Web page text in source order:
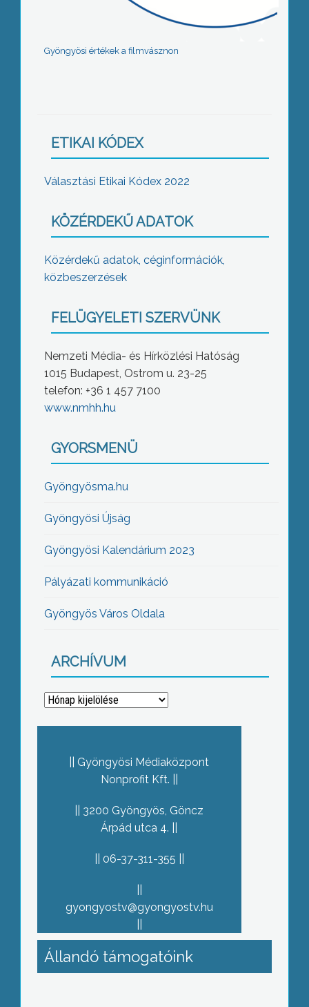
Gyöngyösi értékek a filmvásznon
ETIKAI KÓDEX
Választási Etikai Kódex 2022
KÖZÉRDEKŰ ADATOK
Közérdekű adatok, céginformációk,
közbeszerzések
FELÜGYELETI SZERVÜNK
Nemzeti Média- és Hírközlési Hatóság
1015 Budapest, Ostrom u. 23-25
telefon: +36 1 457 7100
www.nmhh.hu
GYORSMENÜ
Gyöngyösma.hu
Gyöngyösi Újság
Gyöngyösi Kalendárium 2023
Pályázati kommunikáció
Gyöngyös Város Oldala
ARCHÍVUM
Archívum
Gyöngyösi Médiaközpont
Nonprofit Kft.
3200 Gyöngyös, Göncz
Árpád utca 4.
06-37-311-355
gyongyostv@gyongyostv.hu
Állandó támogatóink